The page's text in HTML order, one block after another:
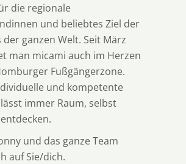
die regionale
und beliebtes Ziel der
der ganzen Welt. Seit März
man micami auch im Herzen
Fußgängerzone.
und kompetente
immer Raum, selbst
und das ganze Team
auf Sie/dich.